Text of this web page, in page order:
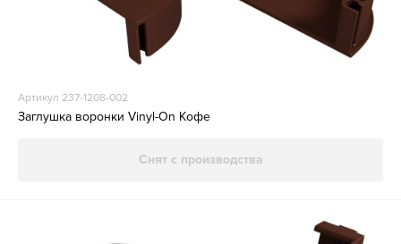
Артикул 237-1208-002
Заглушка воронки Vinyl-On Кофе
Снят с производства